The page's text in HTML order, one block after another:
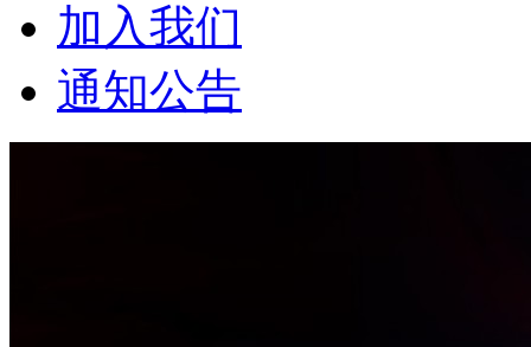
加入我们
通知公告